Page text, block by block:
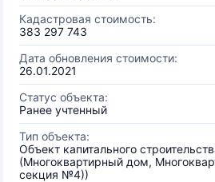
Кадастровая стоимость:
383 297 743
Дата обновления стоимости:
26.01.2021
Статус объекта:
Ранее учтенный
Тип объекта:
Объект капитального
(Многоквартирный дом,
секция №4))